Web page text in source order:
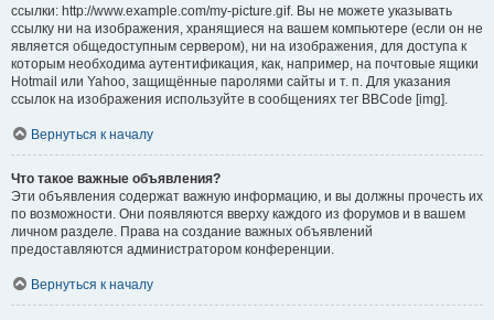
ссылки: http://www.example.com/my-picture.gif. Вы не можете указывать
ссылку ни на изображения, хранящиеся на вашем компьютере (если он не
является общедоступным сервером), ни на изображения, для доступа к
которым необходима аутентификация, как, например, на почтовые ящики
Hotmail или Yahoo, защищённые паролями сайты и т. п. Для указания
ссылок на изображения используйте в сообщениях тег BBCode [img].
Вернуться к началу
Что такое важные объявления?
Эти объявления содержат важную информацию, и вы должны прочесть их
по возможности. Они появляются вверху каждого из форумов и в вашем
личном разделе. Права на создание важных объявлений
предоставляются администратором конференции.
Вернуться к началу